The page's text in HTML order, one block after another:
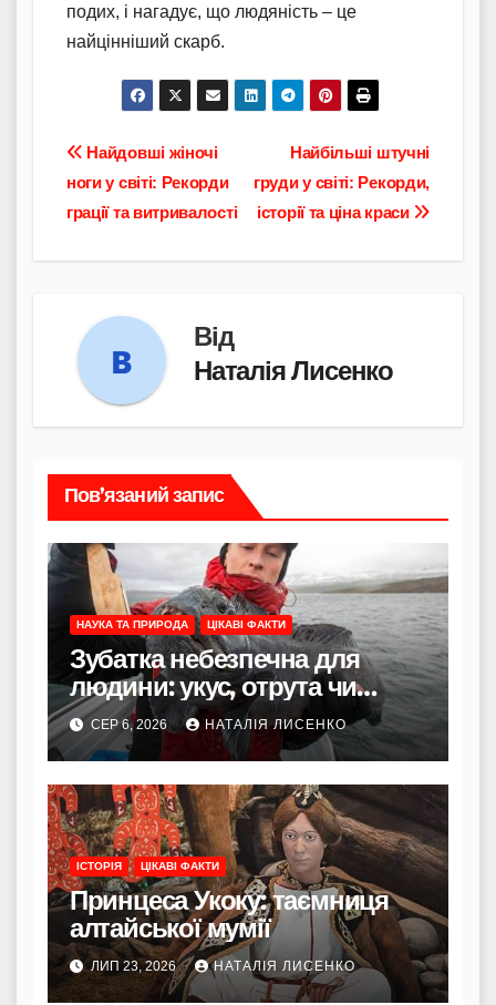
подих, і нагадує, що людяність – це
найцінніший скарб.
Навігація
записів
Найбільші штучні
груди у світі: Рекорди,
історії та ціна краси
Найдовші жіночі
ноги у світі: Рекорди
грації та витривалості
Від
Наталія Лисенко
Пов’язаний запис
НАУКА ТА ПРИРОДА ЦІКАВІ ФАКТИ
Зубатка небезпечна для
людини: укус, отрута чи
лише зовнішність
СЕР 6, 2026 НАТАЛІЯ ЛИСЕНКО
ІСТОРІЯ ЦІКАВІ ФАКТИ
Принцеса Укоку: таємниця
алтайської мумії
ЛИП 23, 2026 НАТАЛІЯ ЛИСЕНКО